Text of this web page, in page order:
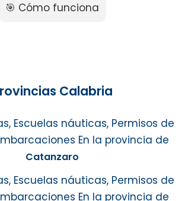
🎯 Cómo funciona
Calabria
Escuelas náuticas, Permisos de
En la provincia de
Catanzaro
Escuelas náuticas, Permisos de
En la provincia de